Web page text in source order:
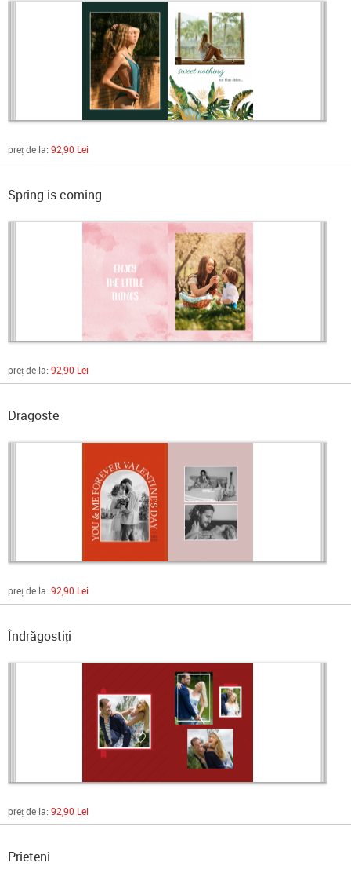
preț de la: 92,90 Lei
Spring is coming
preț de la: 92,90 Lei
Dragoste
preț de la: 92,90 Lei
Îndrăgostiți
preț de la: 92,90 Lei
Prieteni